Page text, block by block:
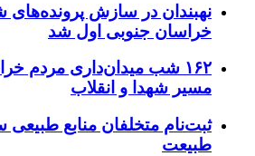
نهبندان در سازش
خراسان جنوبی اول شد
۱۶۲ شب میدان‌داری مردم
مسیر شهدا و انقلاب
ثبت‌نام متخلفان منابع طبیعی
طبیعت